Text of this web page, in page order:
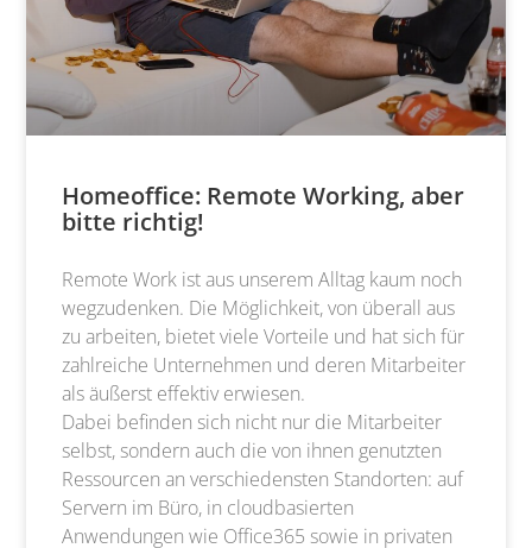
Homeoffice: Remote Working, aber
bitte richtig!
Remote Work ist aus unserem Alltag kaum noch
wegzudenken. Die Möglichkeit, von überall aus
zu arbeiten, bietet viele Vorteile und hat sich für
zahlreiche Unternehmen und deren Mitarbeiter
als äußerst effektiv erwiesen.
Dabei befinden sich nicht nur die Mitarbeiter
selbst, sondern auch die von ihnen genutzten
Ressourcen an verschiedensten Standorten: auf
Servern im Büro, in cloudbasierten
Anwendungen wie Office365 sowie in privaten